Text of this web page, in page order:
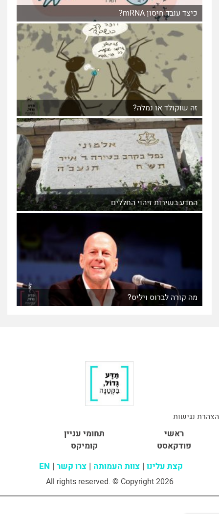
כיצד עובד חיסון mRNA?
זה שוקולד או נמלה?
המדע בשירות זיהוי החללים
מה קורה לברוס ויליס?
הצהרת נגישות
ראשי
תחומי עניין
פודקאסט
קומיקס
קצת עלינו צוות העמותה צרו קשר EN
All rights reserved. © Copyright 2026